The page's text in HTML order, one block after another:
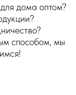
дома оптом?
способом, мы